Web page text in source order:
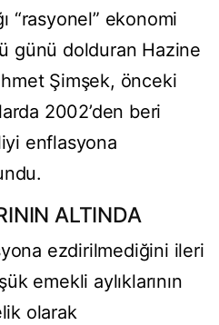
“rasyonel” ekonomi
günü dolduran Hazine
Şimşek, önceki
2002’den beri
enflasyona
ALTINDA
ezdirilmediğini ileri
emekli aylıklarının
olarak